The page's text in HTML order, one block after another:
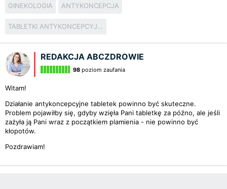
GINEKOLOGIA ANTYKONCEPCJA
TABLETKI ANTYKONCEPCYJNE
REDAKCJA ABCZDROWIE
98 poziom zaufania
Witam!
Działanie antykoncepcyjne tabletek powinno być skuteczne.
Problem pojawiłby się, gdyby wzięła Pani tabletkę za późno, ale jeśli
zażyła ją Pani wraz z początkiem plamienia - nie powinno być
kłopotów.
Pozdrawiam!